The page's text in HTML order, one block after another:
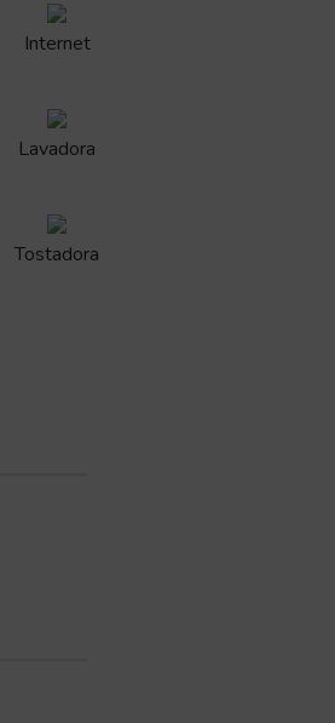
Internet
Lavadora
Tostadora